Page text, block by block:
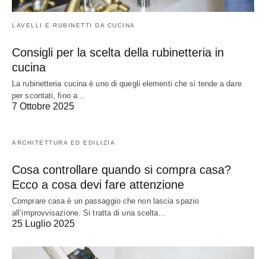
LAVELLI E RUBINETTI DA CUCINA
Consigli per la scelta della rubinetteria in
cucina
La rubinetteria cucina è uno di quegli elementi che si tende a dare
per scontati, fino a…
7 Ottobre 2025
ARCHITETTURA ED EDILIZIA
Cosa controllare quando si compra casa?
Ecco a cosa devi fare attenzione
Comprare casa è un passaggio che non lascia spazio
all’improvvisazione. Si tratta di una scelta…
25 Luglio 2025